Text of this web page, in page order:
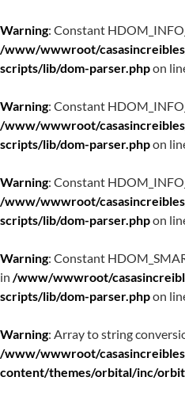
Warning: Constant
/www/wwwroot/
scripts/lib/dom-parser.phpon
Warning: Constant
/www/wwwroot/
scripts/lib/dom-parser.phpon
Warning: Constant
/www/wwwroot/
scripts/lib/dom-parser.phpon
Warning: Constant
in /www/wwwroot/
scripts/lib/dom-parser.phpon
Warning: Array to string
/www/wwwroot/
content/themes/orbital/inc/